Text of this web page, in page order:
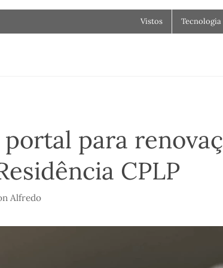
Vistos Tecnologia
para
CPLP
Alfredo